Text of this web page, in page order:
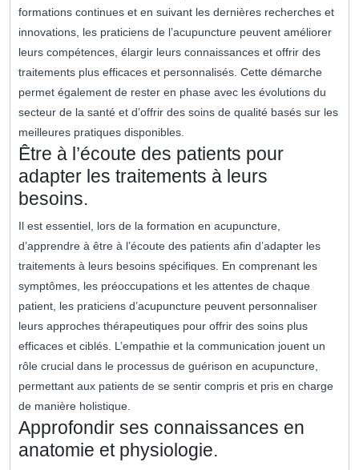
formations continues et en suivant les dernières recherches et
innovations, les praticiens de l’acupuncture peuvent améliorer
leurs compétences, élargir leurs connaissances et offrir des
traitements plus efficaces et personnalisés. Cette démarche
permet également de rester en phase avec les évolutions du
secteur de la santé et d’offrir des soins de qualité basés sur les
meilleures pratiques disponibles.
Être à l’écoute des patients pour
adapter les traitements à leurs
besoins.
Il est essentiel, lors de la formation en acupuncture,
d’apprendre à être à l’écoute des patients afin d’adapter les
traitements à leurs besoins spécifiques. En comprenant les
symptômes, les préoccupations et les attentes de chaque
patient, les praticiens d’acupuncture peuvent personnaliser
leurs approches thérapeutiques pour offrir des soins plus
efficaces et ciblés. L’empathie et la communication jouent un
rôle crucial dans le processus de guérison en acupuncture,
permettant aux patients de se sentir compris et pris en charge
de manière holistique.
Approfondir ses connaissances en
anatomie et physiologie.